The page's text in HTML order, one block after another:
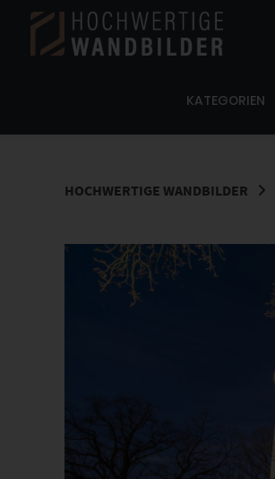
Springe
Inhalt
KATEGORIEN
HOCHWERTIGE WANDBILDER